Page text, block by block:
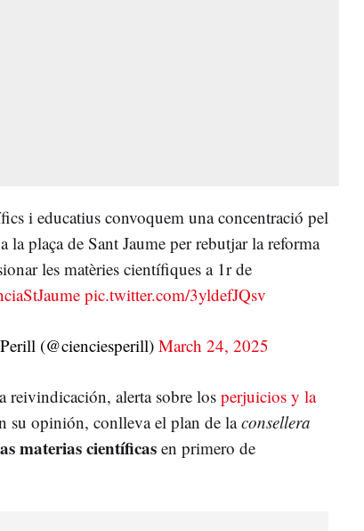
i educatius convoquem una concentració pel
la plaça de Sant Jaume per rebutjar la reforma
les matèries científiques a 1r de
pic.twitter.com/3yldefJQsv
(@cienciesperill)March 24, 2025
reivindicación, alerta sobre los perjuicios y la
su opinión, conlleva el plan de laconsellera
materias científicasen primero de